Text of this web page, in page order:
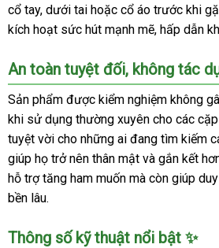
cổ tay, dưới tai hoặc cổ áo trước khi
kích hoạt sức hút mạnh mẽ, hấp dẫn
An toàn tuyệt đối, không tác
Sản phẩm được kiểm nghiệm không
khi sử dụng thường xuyên cho các
tuyệt vời cho những ai đang tìm kiếm
giúp họ trở nên thân mật và gắn kết
hỗ trợ tăng ham muốn mà còn giúp
bền lâu.
Thông số kỹ thuật nổi bật ✨